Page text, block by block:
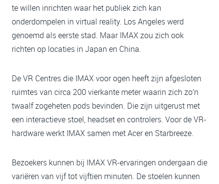
te willen inrichten waar het publiek zich kan
onderdompelen in virtual reality. Los Angeles werd
genoemd als eerste stad. Maar IMAX zou zich ook
richten op locaties in Japan en China.
De VR Centres die IMAX voor ogen heeft zijn afgesloten
ruimtes van circa 200 vierkante meter waarin zich zo’n
twaalf zogeheten pods bevinden. Die zijn uitgerust met
een interactieve stoel, headset en controlers. Voor de VR-
hardware werkt IMAX samen met Acer en Starbreeze.
Bezoekers kunnen bij IMAX VR-ervaringen ondergaan die
variëren van vijf tot vijftien minuten. De stoelen kunnen